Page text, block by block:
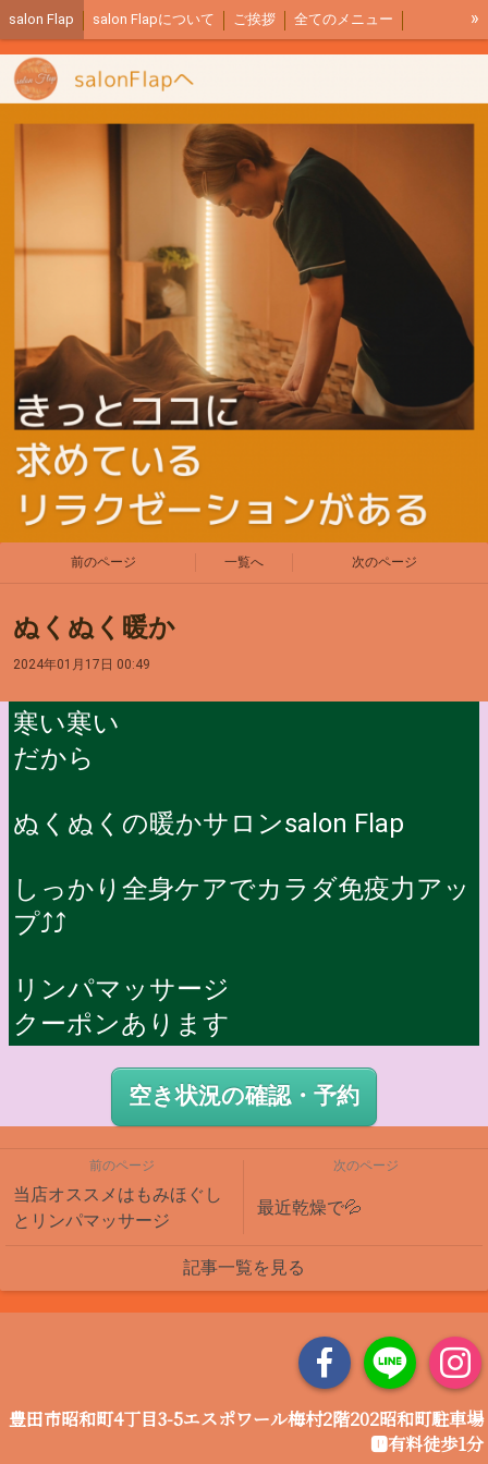
salon Flap salon Flapについて ご挨拶 全てのメニュー
サロン内イメージ ご予約リンク アクセス 全身もみほぐし説明
リンパマッサージ説明
»
前のページ 一覧へ 次のページ
ぬくぬく暖か
2024年01月17日 00:49
寒い寒い
だから
ぬくぬくの暖かサロンsalon Flap
しっかり全身ケアでカラダ免疫力アッ
プ⤴️⤴️
リンパマッサージ
クーポンあります
空き状況の確認・予約
前のページ
当店オススメはもみほぐし
とリンパマッサージ
次のページ
最近乾燥で💦
記事一覧を見る
豊田市昭和町4丁目3-5エスポワール梅村2階202昭和町駐車場
🅿️有料徒歩1分